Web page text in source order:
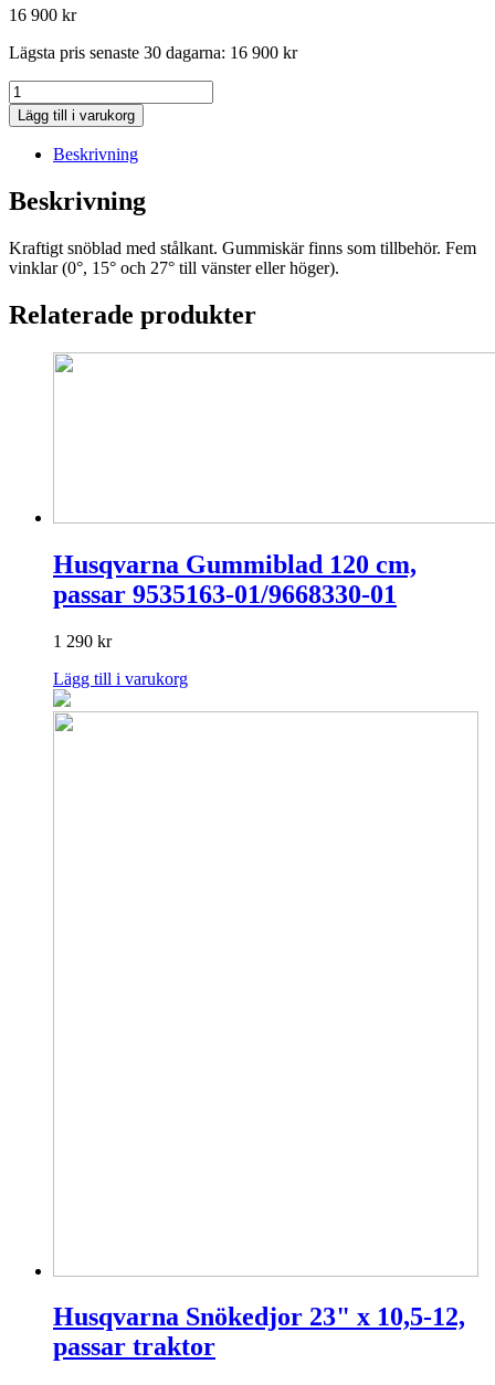
16 900 kr
Lägsta pris senaste 30 dagarna: 16 900 kr
Husqvarna
Snöblad,
passar
Rider
419/420TsX
AWD
mängd
Lägg till i varukorg
Beskrivning
Beskrivning
Kraftigt snöblad med stålkant. Gummiskär finns som tillbehör. Fem
vinklar (0°, 15° och 27° till vänster eller höger).
Relaterade produkter
Husqvarna Gummiblad 120 cm,
passar 9535163-01/9668330-01
1 290 kr
Lägg till i varukorg
Husqvarna Snökedjor 23" x 10,5-12,
passar traktor